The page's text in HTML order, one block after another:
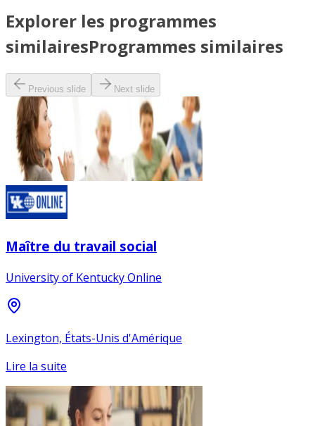
Explorer les programmes
similairesProgrammes similaires
Previous slide Next slide
Maître du travail social
University of Kentucky Online
Lexington, États-Unis d'Amérique
Lire la suite